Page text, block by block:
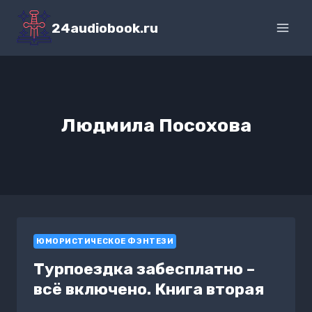
Перейти
содержимому
24audiobook.ru
Людмила Посохова
ЮМОРИСТИЧЕСКОЕ ФЭНТЕЗИ
Турпоездка забесплатно –
всё включено. Книга вторая